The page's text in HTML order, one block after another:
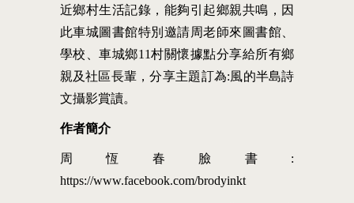
近鄉村生活記錄，能夠引起鄉親共鳴，因
此車城圖書館特別邀請周老師來圖書館、
學校、車城鄉11村關懷據點分享給所有鄉
親及社區長輩，分享主題訂為:風的半島詩
文攝影賞讀。
作者簡介
周恆春臉書:
https://www.facebook.com/brodyinkt